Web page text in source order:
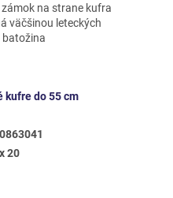
na strane kufra
väčšinou leteckých
batožina
kufre do 55 cm
20